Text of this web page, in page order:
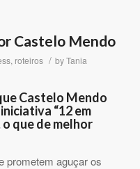
Castelo Mendo
, roteiros / byTania
Castelo Mendo
“12 em
que de melhor
prometem aguçar os